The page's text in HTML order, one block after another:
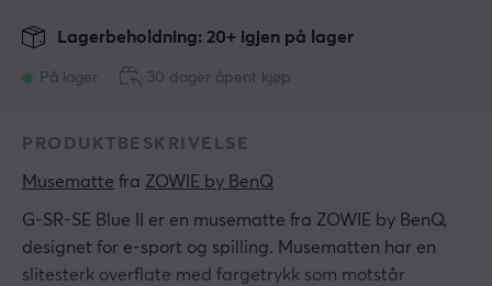
På lager
Lagerbeholdning: 20+ igjen på lager
30 dager åpent kjøp
PRODUKTBESKRIVELSE
Musematte fra ZOWIE by BenQ
G-SR-SE Blue II er en musematte fra ZOWIE by BenQ,
designet for e-sport og spilling. Musematten har en
slitesterk overflate med fargetrykk som motstår